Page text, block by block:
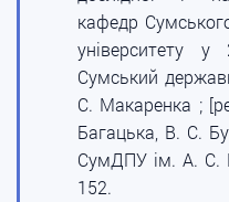
кафедр
університету
Сумський
С. Макаренка ;
Багацька, В. С.
СумДПУ ім. А. С.
152.